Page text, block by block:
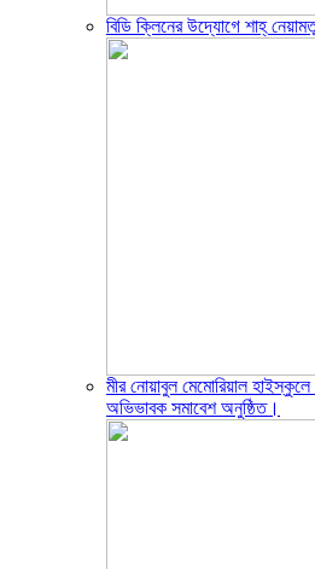
বিডি ক্লিনের উদ্যোগে শাহ্
মীর নোয়াবুল মেমোরিয়াল হাইস্কুলে
অভিভাবক সমাবেশ অনুষ্ঠিত।